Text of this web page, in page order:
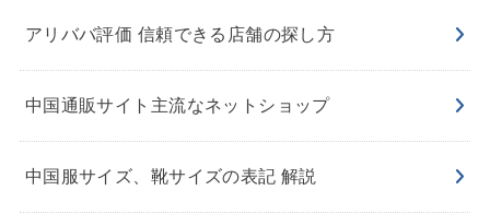
アリババ評価 信頼できる店舗の探し方
中国通販サイト主流なネットショップ
中国服サイズ、靴サイズの表記 解説